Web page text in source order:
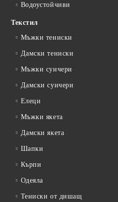
Водоустойчиви
Текстил
Мъжки тениски
Дамски тениски
Мъжки суичери
Дамски суичери
Елеци
Мъжки якета
Дамски якета
Шапки
Кърпи
Одеяла
Тениски от дишащ